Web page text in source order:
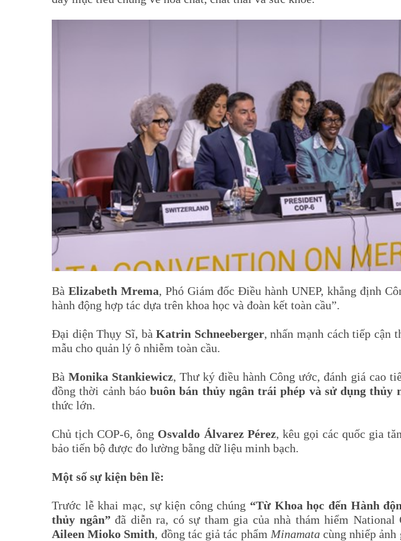
Bà Elizabeth Mrema, Phó Giám đốc Điều hành UNEP, khẳng định
hành động hợp tác dựa trên khoa học và đoàn kết toàn cầu”.
Đại diện Thụy Sĩ, bàKatrin Schneeberger, nhấn mạnh cách tiếp cận
mẫu cho quản lý ô nhiễm toàn cầu.
BàMonika Stankiewicz, Thư ký điều hành Công ước, đánh giá cao
đồng thời cảnh báo buôn bán thủy ngân trái phép và sử dụng thủy
thức lớn.
Chủ tịch COP-6, ông Osvaldo Álvarez Pérez, kêu gọi các quốc gia
bảo tiến bộ được đo lường bằng dữ liệu minh bạch.
Một số sự kiện bên lề:
Trước lễ khai mạc, sự kiện công chúng “Từ Khoa học đến Hành
thủy ngân” đã diễn ra, có sự tham gia của nhà thám hiểm National
Aileen Mioko Smith, đồng tác giả tác phẩm Minamatacùng nhiếp ảnh